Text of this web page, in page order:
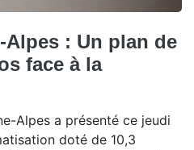
Alpes : Un plan de
face à la
Alpes a présenté ce jeudi
doté de 10,3